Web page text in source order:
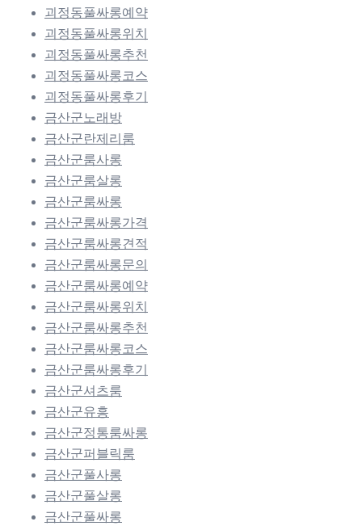
괴정동풀싸롱예약
괴정동풀싸롱위치
괴정동풀싸롱추천
괴정동풀싸롱코스
괴정동풀싸롱후기
금산군노래방
금산군란제리룸
금산군룸사롱
금산군룸살롱
금산군룸싸롱
금산군룸싸롱가격
금산군룸싸롱견적
금산군룸싸롱문의
금산군룸싸롱예약
금산군룸싸롱위치
금산군룸싸롱추천
금산군룸싸롱코스
금산군룸싸롱후기
금산군셔츠룸
금산군유흥
금산군정통룸싸롱
금산군퍼블릭룸
금산군풀사롱
금산군풀살롱
금산군풀싸롱